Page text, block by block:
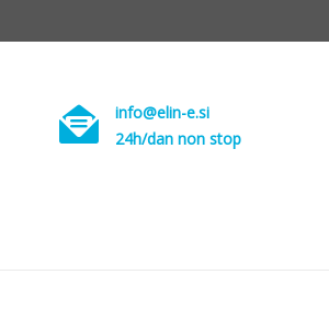
info@elin-e.si
24h/dan non stop